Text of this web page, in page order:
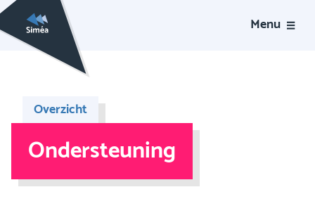
Menu
Overzicht
Ondersteuning